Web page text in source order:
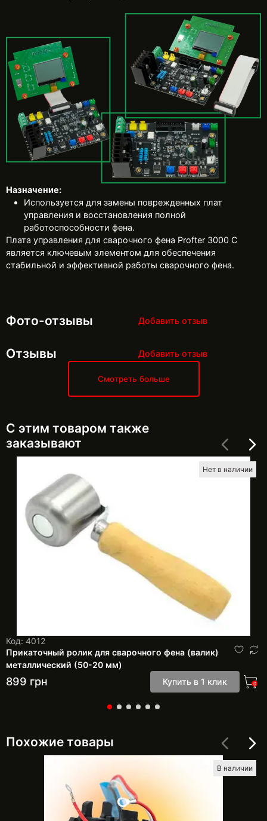
Назначение:
Используется для замены поврежденных плат
управления и восстановления полной
работоспособности фена.
Плата управления для сварочного фена Profter 3000 С
является ключевым элементом для обеспечения
стабильной и эффективной работы сварочного фена.
Фото-отзывы Добавить отзыв
Отзывы Добавить отзыв
Смотреть больше
С этим товаром также
заказывают
Нет в наличии
Код: 4012
Прикаточный ролик для сварочного фена (валик)
металлический (50-20 мм)
899 грн Купить в 1 клик 0
Похожие товары
В наличии